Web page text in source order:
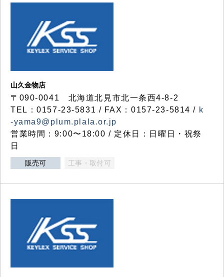
山久金物店
〒090-0041 北海道北見市北一条西4-8-2
TEL：0157-23-5831 / FAX：0157-23-5814 / k
-yama9@plum.plala.or.jp
営業時間：9:00〜18:00 / 定休日：日曜日・祝祭
日
販売可 工事・取付可